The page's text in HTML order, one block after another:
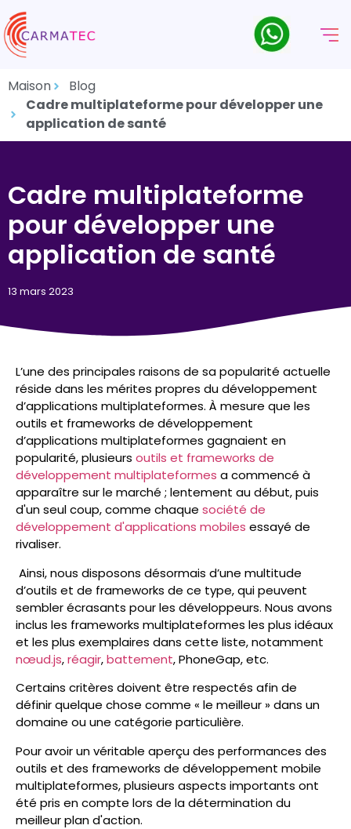
Maison
Blog
Cadre multiplateforme pour développer une
application de santé
Cadre multiplateforme
pour développer une
application de santé
13 mars 2023
L’une des principales raisons de sa popularité actuelle
réside dans les mérites propres du développement
d’applications multiplateformes. À mesure que les
outils et frameworks de développement
d’applications multiplateformes gagnaient en
popularité, plusieurs outils et frameworks de
développement multiplateformes a commencé à
apparaître sur le marché ; lentement au début, puis
d'un seul coup, comme chaque société de
développement d'applications mobiles essayé de
rivaliser.
Ainsi, nous disposons désormais d’une multitude
d’outils et de frameworks de ce type, qui peuvent
sembler écrasants pour les développeurs. Nous avons
inclus les frameworks multiplateformes les plus idéaux
et les plus exemplaires dans cette liste, notamment
nœud.js,réagir,battement, PhoneGap, etc.
Certains critères doivent être respectés afin de
définir quelque chose comme « le meilleur » dans un
domaine ou une catégorie particulière.
Pour avoir un véritable aperçu des performances des
outils et des frameworks de développement mobile
multiplateformes, plusieurs aspects importants ont
été pris en compte lors de la détermination du
meilleur plan d'action.